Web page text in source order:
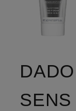
DADO
SENS